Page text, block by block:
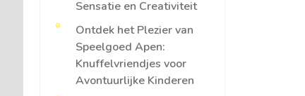
Sensatie en Creativiteit
Ontdek het Plezier van
Speelgoed Apen:
Knuffelvriendjes voor
Avontuurlijke Kinderen